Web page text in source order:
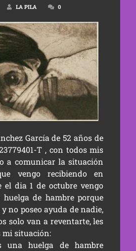
LA PILA 0
García de 52 años de
T , con todos mis
a comunicar la situación
vengo recibiendo en
el dia 1 de octubre vengo
de hambre porque
no poseo ayuda de nadie,
solo van a reventarte, les
mi situación:
una huelga de hambre